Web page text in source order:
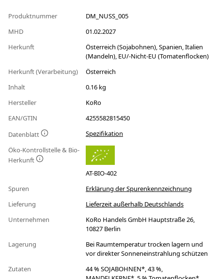
Produktnummer
DM_NUSS_005
MHD
01.02.2027
Herkunft
Österreich (Sojabohnen), Spanien, Italien
(Mandeln), EU/-Nicht-EU (Tomatenflocken)
Herkunft (Verarbeitung)
Österreich
Inhalt
0.16 kg
Hersteller
KoRo
EAN/GTIN
4255582815450
Datenblatt
Spezifikation
Öko-Kontrollstelle & Bio-
Herkunft
AT-BIO-402
Spuren
Erklärung der Spurenkennzeichnung
Lieferung
Lieferzeit außerhalb Deutschlands
Unternehmen
KoRo Handels GmbH Hauptstraße 26,
10827 Berlin
Lagerung
Bei Raumtemperatur trocken lagern und
vor direkter Sonneneinstrahlung schützen
Zutaten
44 % SOJABOHNEN*, 43 %,